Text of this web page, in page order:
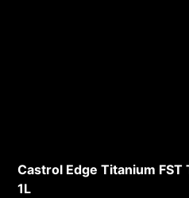
Castrol Edge Titanium
1L